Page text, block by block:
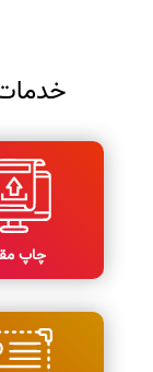
چاپ